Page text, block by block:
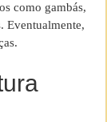
como gambás,
Eventualmente,